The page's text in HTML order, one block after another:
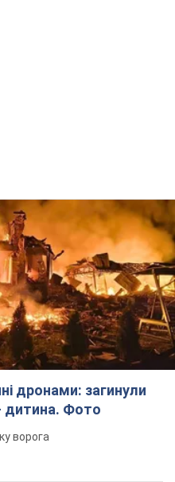
дронами: загинули
дитина. Фото
ворога
України 23-й день
мітинги з
щоденних протестів